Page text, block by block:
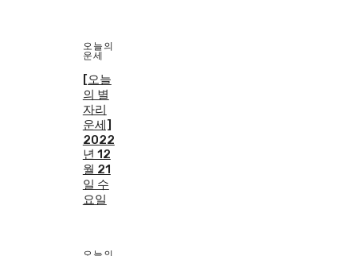
오늘의
운세
[오늘
의 별
자리
운세]
2022
년 12
월 21
일 수
요일